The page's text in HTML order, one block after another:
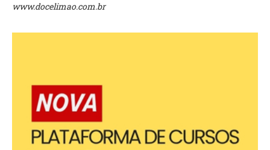
www.docelimao.com.br